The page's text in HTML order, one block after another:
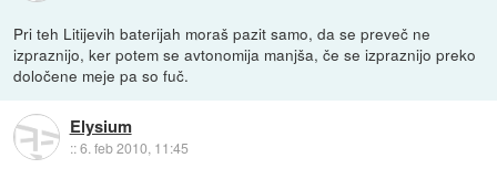
Pri teh Litijevih baterijah moraš pazit samo, da se preveč ne
izpraznijo, ker potem se avtonomija manjša, če se izpraznijo preko
določene meje pa so fuč.
Elysium
::6. feb 2010, 11:45